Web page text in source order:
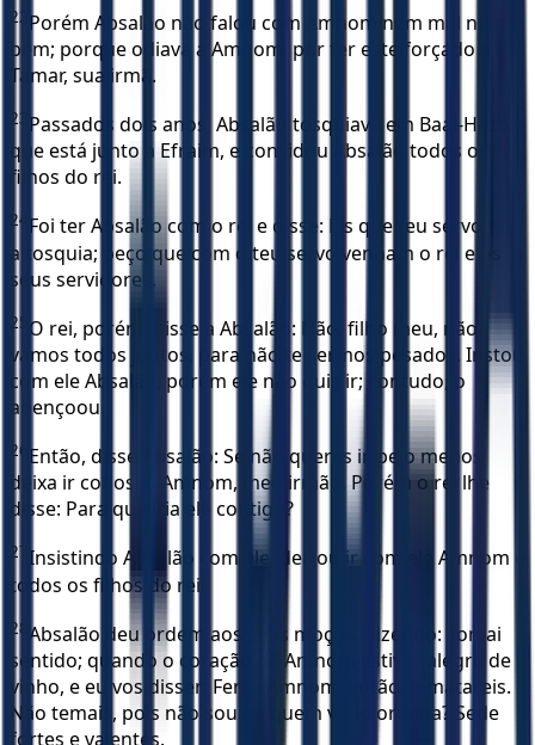
22 Porém Absalão não falou com Amnom nem mal nem
bem; porque odiava a Amnom, por ter este forçado a
Tamar, sua irmã.
23 Passados dois anos, Absalão tosquiava em Baal-Hazor,
que está junto a Efraim, e convidou Absalão todos os
filhos do rei.
24 Foi ter Absalão com o rei e disse: Eis que teu servo faz
a tosquia; peço que com o teu servo venham o rei e os
seus servidores.
25 O rei, porém, disse a Absalão: Não, filho meu, não
vamos todos juntos, para não te sermos pesados. Instou
com ele Absalão, porém ele não quis ir; contudo, o
abençoou.
26 Então, disse Absalão: Se não queres ir, pelo menos
deixa ir conosco Amnom, meu irmão. Porém o rei lhe
disse: Para que iria ele contigo?
27 Insistindo Absalão com ele, deixou ir com ele Amnom e
todos os filhos do rei.
28 Absalão deu ordem aos seus moços, dizendo: Tomai
sentido; quando o coração de Amnom estiver alegre de
vinho, e eu vos disser: Feri a Amnom, então, o matareis.
Não temais, pois não sou eu quem vo-lo ordena? Sede
fortes e valentes.